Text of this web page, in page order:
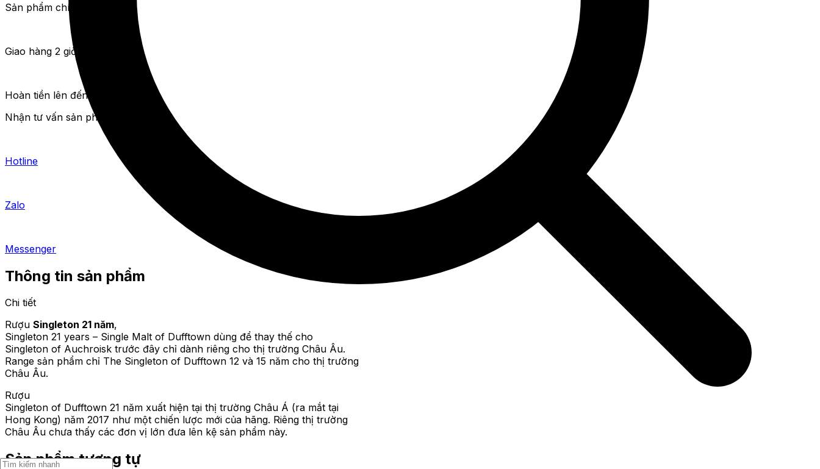
Sản phẩm chính hãng
Giao hàng 2 giờ nội thành
Hoàn tiền lên đến 111%
Nhận tư vấn sản phẩm miễn phí
Hotline
Zalo
Messenger
Thông tin sản phẩm
Chi tiết
Rượu Singleton 21 năm,
Singleton 21 years – Single Malt of Dufftown dùng để thay thế cho
Singleton of Auchroisk trước đây chỉ dành riêng cho thị trường Châu Âu.
Range sản phẩm chỉ The Singleton of Dufftown 12 và 15 năm cho thị trường
Châu Âu.
Rượu
Singleton of Dufftown 21 năm xuất hiện tại thị trường Châu Á (ra mắt tại
Hong Kong) năm 2017 như một chiến lược mới của hãng. Riêng thị trường
Châu Âu chưa thấy các đơn vị lớn đưa lên kệ sản phẩm này.
Sản phẩm tương tự